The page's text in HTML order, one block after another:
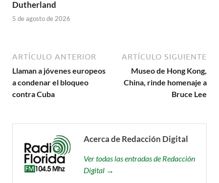
Dutherland
5 de agosto de 2026
ARTÍCULO ANTERIOR
Llaman a jóvenes europeos
a condenar el bloqueo
contra Cuba
ARTÍCULO SIGUIENTE
Museo de Hong Kong,
China, rinde homenaje a
Bruce Lee
Acerca de Redacción Digital
Ver todas las entradas de Redacción
Digital →